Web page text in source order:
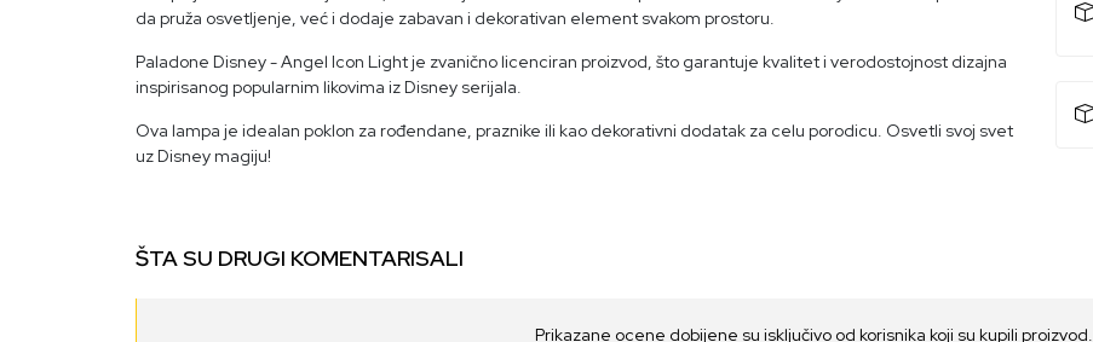
da pruža osvetljenje, već i dodaje zabavan i dekorativan element svakom prostoru.
Paladone Disney - Angel Icon Light je zvanično licenciran proizvod, što garantuje kvalitet i verodostojnost dizajna
inspirisanog popularnim likovima iz Disney serijala.
Ova lampa je idealan poklon za rođendane, praznike ili kao dekorativni dodatak za celu porodicu. Osvetli svoj svet
uz Disney magiju!
ŠTA SU DRUGI KOMENTARISALI
Prikazane ocene dobijene su isključivo od korisnika koji su kupili proizvod.